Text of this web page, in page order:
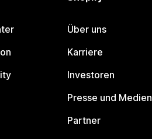
Über uns
Karriere
Investoren
Presse und Medien
Partner